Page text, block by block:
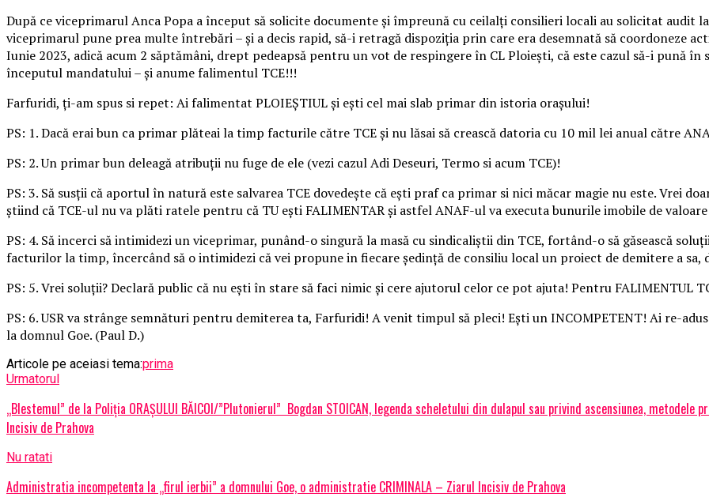
După ce viceprimarul Anca Popa a început să solicite documente și împreună cu ceilalți consilieri locali au solicitat audit
viceprimarul pune prea multe întrebări – și a decis rapid, să-i retragă dispoziția prin care era desemnată să coordoneze
Iunie 2023, adică acum 2 săptămâni, drept pedeapsă pentru un vot de respingere în CL Ploiești, că este cazul să-i pună
începutul mandatului – și anume falimentul TCE!!!
Farfuridi, ți-am spus si repet: Ai falimentat PLOIEȘTIUL și ești cel mai slab primar din istoria orașului!
PS: 1. Dacă erai bun ca primar plăteai la timp facturile către TCE și nu lăsai să crească datoria cu 10 mil lei anual către
PS: 2. Un primar bun deleagă atribuții nu fuge de ele (vezi cazul Adi Deseuri, Termo si acum TCE)!
PS: 3. Să susții că aportul în natură este salvarea TCE dovedește că ești praf ca primar si nici măcar magie nu este. Vrei
știind că TCE-ul nu va plăti ratele pentru că TU ești FALIMENTAR și astfel ANAF-ul va executa bunurile imobile de
PS: 4. Să incerci să intimidezi un viceprimar, punând-o singură la masă cu sindicaliștii din TCE, fortând-o să găsească
facturilor la timp, încercând să o intimidezi că vei propune in fiecare ședință de consiliu local un proiect de demitere a sa,
PS: 5. Vrei soluții? Declară public că nu ești în stare să faci nimic și cere ajutorul celor ce pot ajuta! Pentru FALIMENTUL
PS: 6. USR va strânge semnături pentru demiterea ta, Farfuridi! A venit timpul să pleci! Ești un INCOMPETENT! Ai re-
la domnul Goe. (Paul D.)
Articole pe aceiasi tema:prima
Urmatorul
„Blestemul” de la Poliția ORAŞULUI BĂICOI/”Plutonierul” Bogdan STOICAN, legenda scheletului din dulapul sau privind ascensiunea,
Incisiv de Prahova
Nu ratati
Administratia incompetenta la „firul ierbii” a domnului Goe, o administratie CRIMINALA – Ziarul Incisiv de Prahova